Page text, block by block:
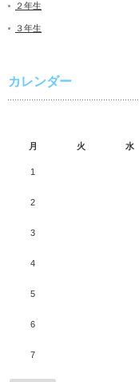
２年生
３年生
カレンダー
月 火 水
1
2
3
4
5
6
7